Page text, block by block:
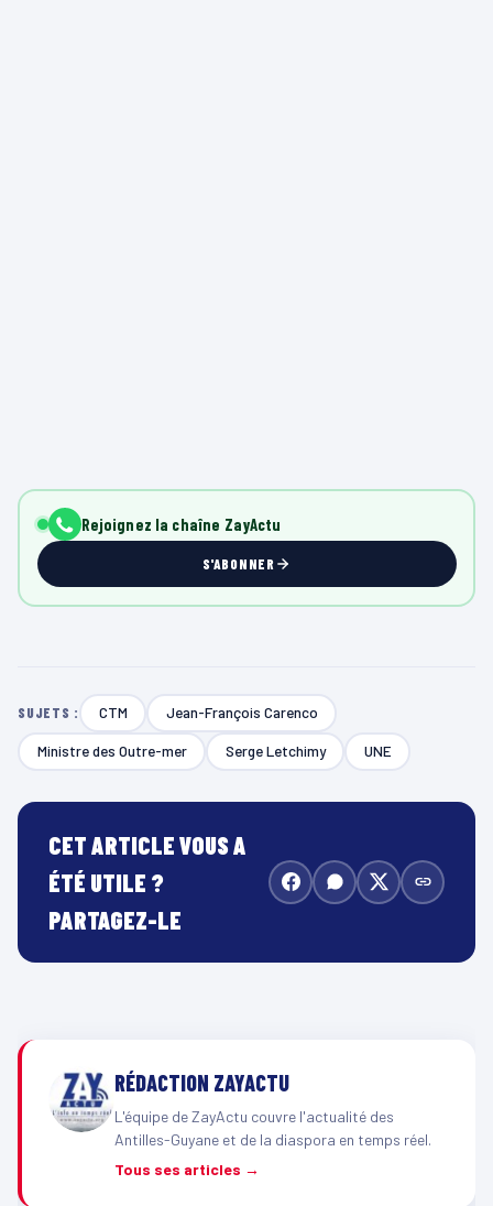
Rejoignez la chaîne ZayActu
S'ABONNER
SUJETS : CTM Jean-François Carenco
Ministre des Outre-mer Serge Letchimy UNE
CET ARTICLE VOUS A
ÉTÉ UTILE ?
PARTAGEZ-LE
RÉDACTION ZAYACTU
L'équipe de ZayActu couvre l'actualité des
Antilles-Guyane et de la diaspora en temps réel.
Tous ses articles →